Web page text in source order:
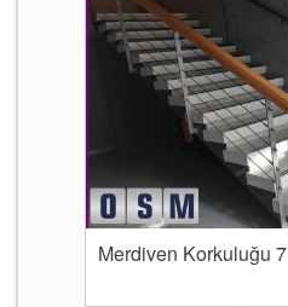
Merdiven Korkuluğu 7